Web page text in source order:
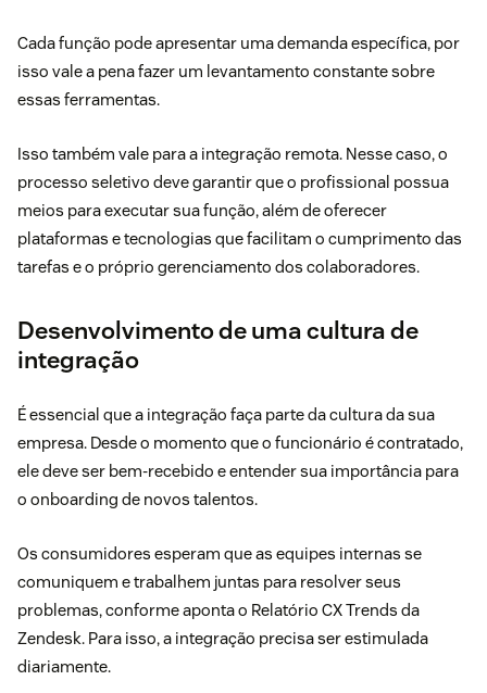
Cada função pode apresentar uma demanda específica, por
isso vale a pena fazer um levantamento constante sobre
essas ferramentas.
Isso também vale para a integração remota. Nesse caso, o
processo seletivo deve garantir que o profissional possua
meios para executar sua função, além de oferecer
plataformas e tecnologias que facilitam o cumprimento das
tarefas e o próprio gerenciamento dos colaboradores.
Desenvolvimento de uma cultura de
integração
É essencial que a integração faça parte da cultura da sua
empresa. Desde o momento que o funcionário é contratado,
ele deve ser bem-recebido e entender sua importância para
o onboarding de novos talentos.
Os consumidores esperam que as equipes internas se
comuniquem e trabalhem juntas para resolver seus
problemas, conforme aponta o Relatório CX Trends da
Zendesk. Para isso, a integração precisa ser estimulada
diariamente.